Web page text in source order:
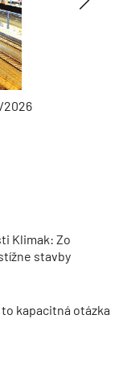
2026
Klimak: Zo
stavby
kapacitná otázka